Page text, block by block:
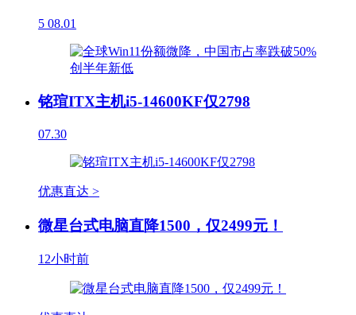
5 08.01
铭瑄ITX主机i5-14600KF仅2798
07.30
优惠直达 >
微星台式电脑直降1500，仅2499元！
12小时前